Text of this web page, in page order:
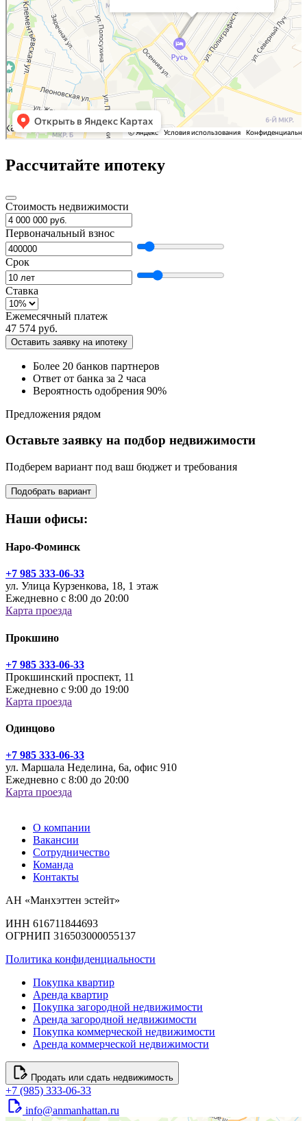
Рассчитайте ипотеку
Стоимость недвижимости
Первоначальный взнос
Срок
Ставка
Ежемесячный платеж
47 574 руб.
Оставить заявку на ипотеку
Более 20 банков партнеров
Ответ от банка за 2 часа
Вероятность одобрения 90%
Предложения рядом
Оставьте заявку на подбор недвижимости
Подберем вариант под ваш бюджет и требования
Подобрать вариант
Наши офисы:
Наро-Фоминск
+7 985 333-06-33
ул. Улица Курзенкова, 18, 1 этаж
Ежедневно с 8:00 до 20:00
Карта проезда
Прокшино
+7 985 333-06-33
Прокшинский проспект, 11
Ежедневно с 9:00 до 19:00
Карта проезда
Одинцово
+7 985 333-06-33
ул. Маршала Неделина, 6а, офис 910
Ежедневно с 8:00 до 20:00
Карта проезда
О компании
Вакансии
Сотрудничество
Команда
Контакты
АН «Манхэттен эстейт»
ИНН 616711844693
ОГРНИП 316503000055137
Политика конфиденциальности
Покупка квартир
Аренда квартир
Покупка загородной недвижимости
Аренда загородной недвижимости
Покупка коммерческой недвижимости
Аренда коммерческой недвижимости
Продать или сдать недвижимость
+7 (985) 333-06-33
info@anmanhattan.ru